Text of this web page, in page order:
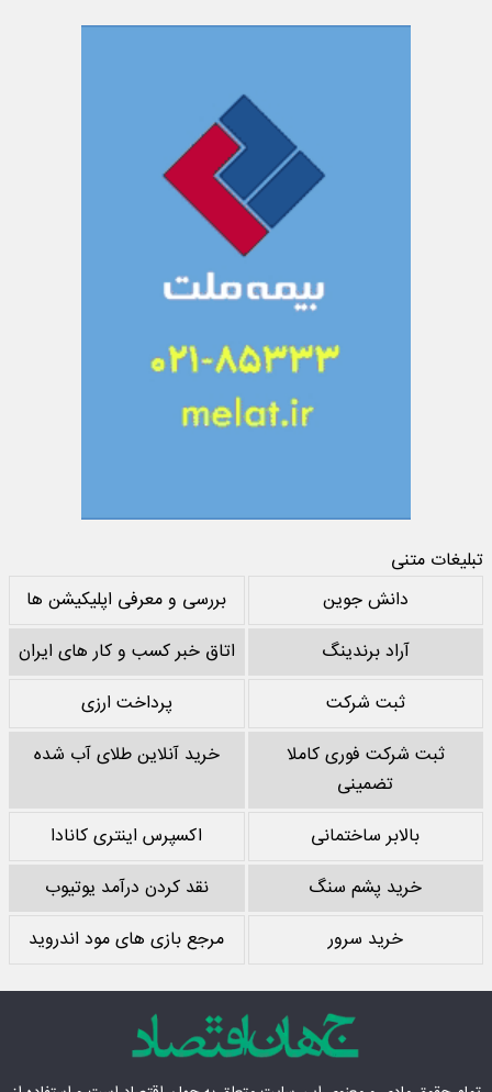
تبلیغات متنی
دانش جوین
بررسی و معرفی اپلیکیشن ها
آراد برندینگ
اتاق خبر کسب و کار های ایران
ثبت شرکت
پرداخت ارزی
ثبت شرکت فوری کاملا
تضمینی
خرید آنلاین طلای آب شده
بالابر ساختمانی
اکسپرس اینتری کانادا
خرید پشم سنگ
نقد کردن درآمد یوتیوب
خرید سرور
مرجع بازی های مود اندروید